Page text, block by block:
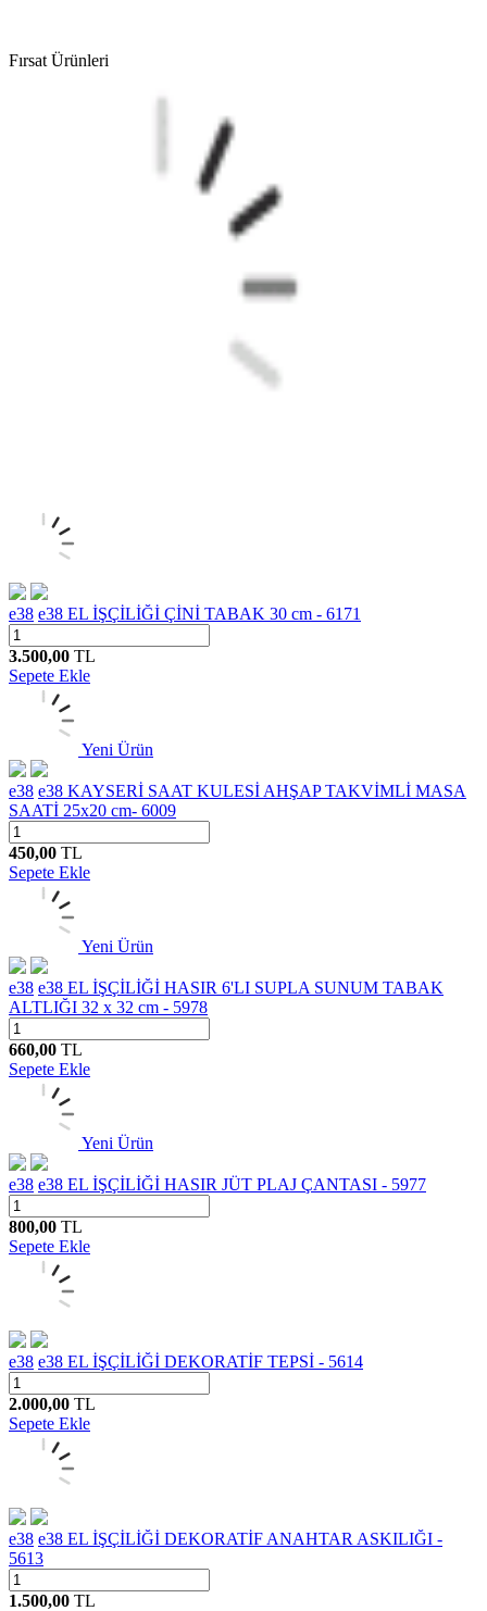
Fırsat Ürünleri
e38 e38 EL İŞÇİLİĞİ ÇİNİ TABAK 30 cm - 6171
3.500,00 TL
Sepete Ekle
Yeni Ürün
e38 e38 KAYSERİ SAAT KULESİ AHŞAP TAKVİMLİ MASA
SAATİ 25x20 cm- 6009
450,00 TL
Sepete Ekle
Yeni Ürün
e38 e38 EL İŞÇİLİĞİ HASIR 6'LI SUPLA SUNUM TABAK
ALTLIĞI 32 x 32 cm - 5978
660,00 TL
Sepete Ekle
Yeni Ürün
e38 e38 EL İŞÇİLİĞİ HASIR JÜT PLAJ ÇANTASI - 5977
800,00 TL
Sepete Ekle
e38 e38 EL İŞÇİLİĞİ DEKORATİF TEPSİ - 5614
2.000,00 TL
Sepete Ekle
e38 e38 EL İŞÇİLİĞİ DEKORATİF ANAHTAR ASKILIĞI -
5613
1.500,00 TL